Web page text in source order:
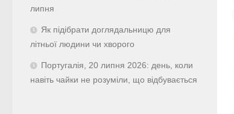
липня
Як підібрати доглядальницю для
літньої людини чи хворого
Португалія, 20 липня 2026: день, коли
навіть чайки не розуміли, що відбувається